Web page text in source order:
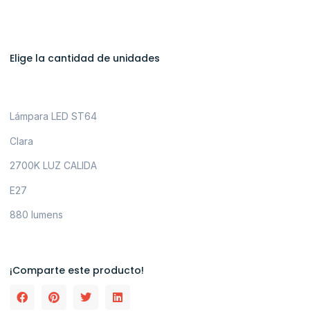
Elige la cantidad de unidades
Lámpara LED ST64
Clara
2700K LUZ CALIDA
E27
880 lumens
¡Comparte este producto!